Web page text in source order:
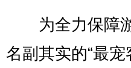
为全力保障游
名副其实的“最